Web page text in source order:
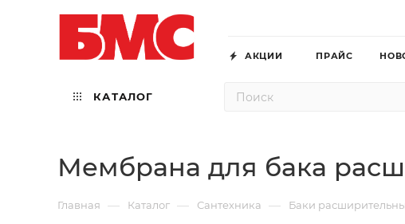
АКЦИИ ПРАЙС
КАТАЛОГ
Мембрана для бака
Главная — Каталог — Сантехника — Баки